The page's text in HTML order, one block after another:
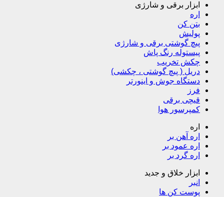
ابزار برقی و شارژی
اره
بتن کن
پولیش
پیچ گوشتی برقی و شارژی
پیستوله رنگ پاش
چکش تخریب
دریل ( پیچ گوشتی ، چکشی)
دستگاه جوش و اینورتر
فرز
قیچی برقی
کمپرسور هوا
اره
اره آهن بر
اره عمود بر
اره گرد بر
ابزار خلاق و جدید
انبر
پوست کن ها